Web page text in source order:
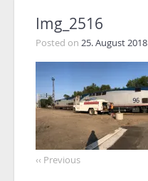
Img_2516
Posted on 25. August 2018
‹‹ Previous